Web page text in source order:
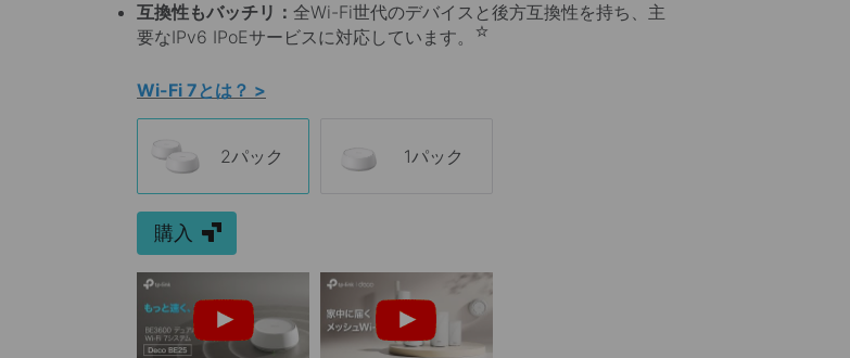
互換性もバッチリ： 全Wi-Fi世代のデバイスと後方互換性を持ち、主
要なIPv6 IPoEサービスに対応しています。
☆
Wi-Fi 7とは？ >
2パック 1パック
購入